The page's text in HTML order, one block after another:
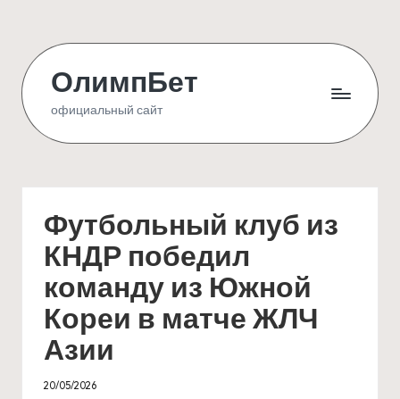
content
ОлимпБет
официальный сайт
Футбольный клуб из
КНДР победил
команду из Южной
Кореи в матче ЖЛЧ
Азии
20/05/2026